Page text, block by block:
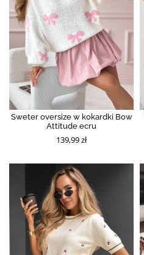
Sweter oversize w kokardki Bow
Attitude ecru
139,99 zł